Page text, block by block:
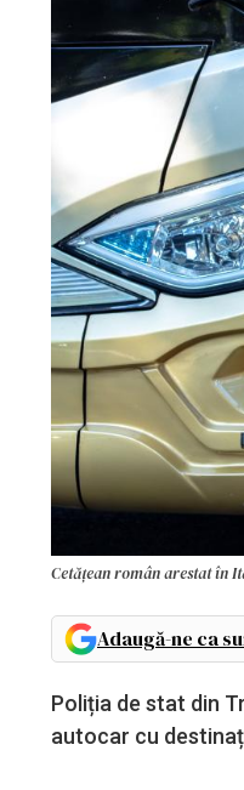
Cetățean român arestat în
Adaugă-ne ca
Poliția de stat din
autocar cu